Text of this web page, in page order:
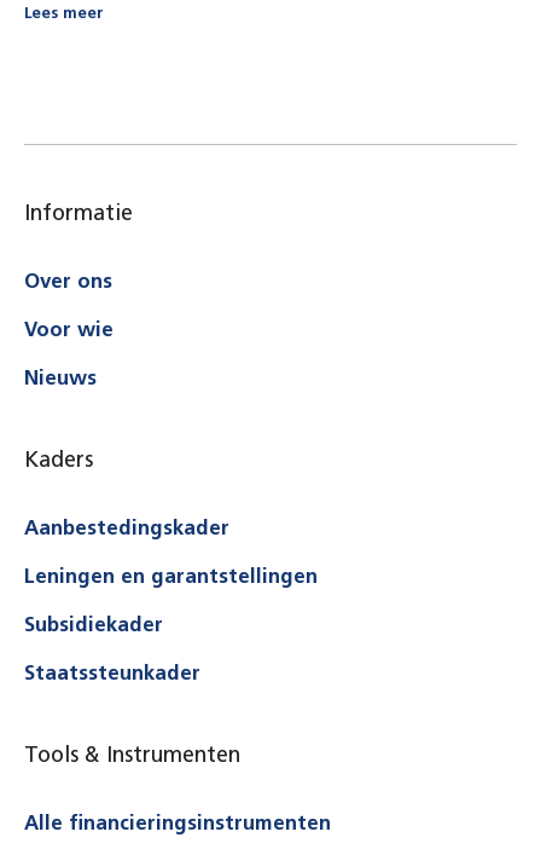
Lees meer
Informatie
Over ons
Voor wie
Nieuws
Kaders
Aanbestedingskader
Leningen en garantstellingen
Subsidiekader
Staatssteunkader
Tools & Instrumenten
Alle financieringsinstrumenten